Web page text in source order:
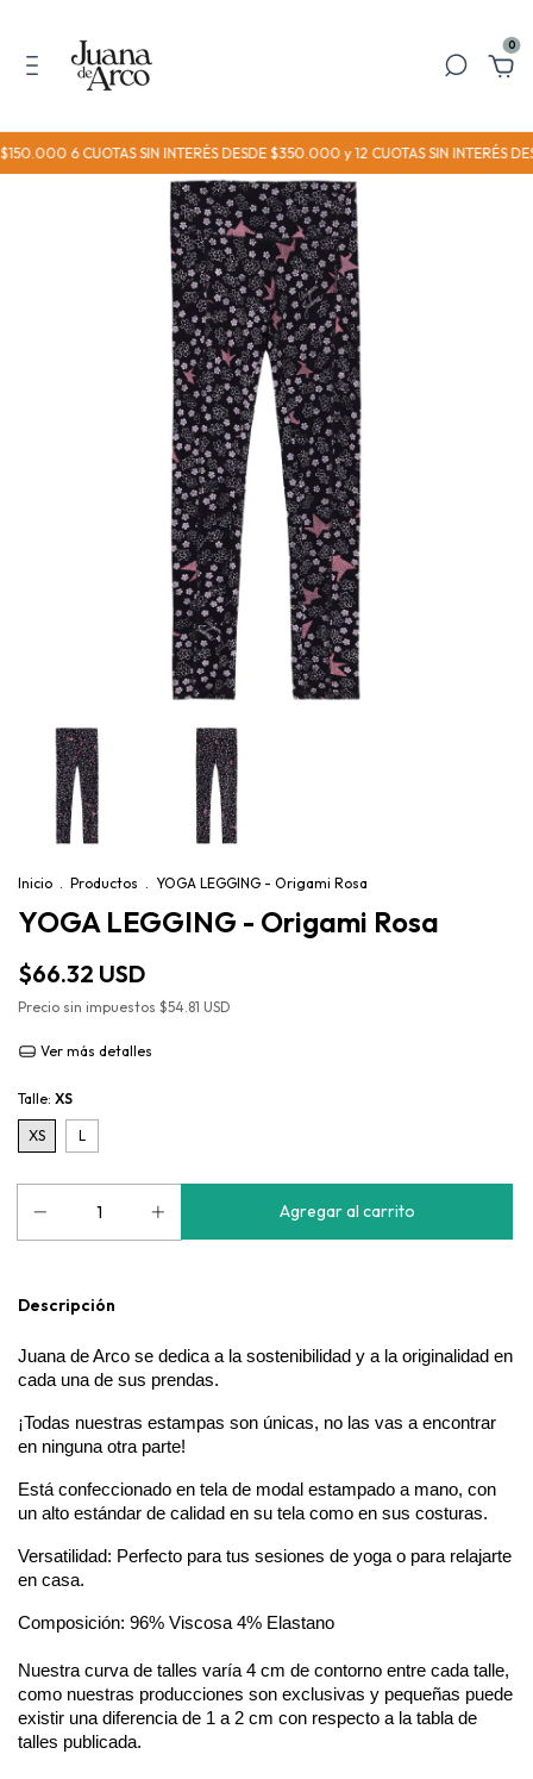
0
6 CUOTAS SIN INTERÉS DESDE $350.000 y 12 CUOTAS SIN INTERÉS
Inicio . Productos . YOGA LEGGING - Origami Rosa
YOGA LEGGING - Origami Rosa
$66.32 USD
Precio sin impuestos $54.81 USD
Ver más detalles
Talle: XS
XS L
Descripción
Juana de Arco se dedica a la sostenibilidad y a la originalidad en
cada una de sus prendas.
¡Todas nuestras estampas son únicas, no las vas a encontrar
en ninguna otra parte!
Está confeccionado en tela de modal estampado a mano, con
un alto estándar de calidad en su tela como en sus costuras.
Versatilidad: Perfecto para tus sesiones de yoga o para relajarte
en casa.
Composición: 96% Viscosa 4% Elastano
Nuestra curva de talles varía 4 cm de contorno entre cada talle,
como nuestras producciones son exclusivas y pequeñas puede
existir una diferencia de 1 a 2 cm con respecto a la tabla de
talles publicada.